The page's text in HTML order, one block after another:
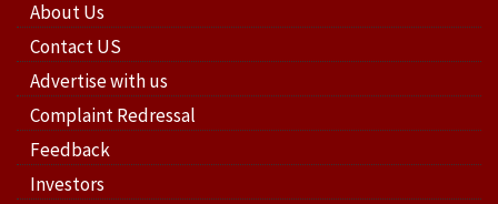
About Us
Contact US
Advertise with us
Complaint Redressal
Feedback
Investors